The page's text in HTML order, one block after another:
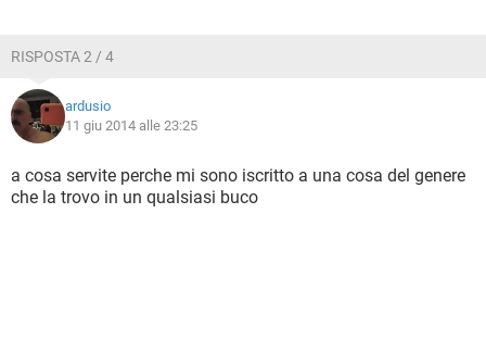
RISPOSTA 2 / 4
ardusio
11 giu 2014 alle 23:25
a cosa servite perche mi sono iscritto a una cosa del genere
che la trovo in un qualsiasi buco